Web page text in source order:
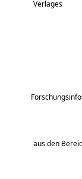
Verlages
aus den